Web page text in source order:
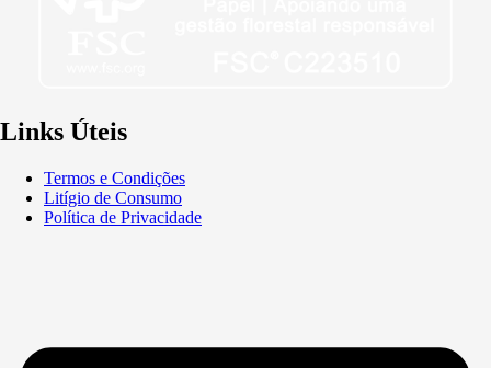
Links Úteis
Termos e Condições
Litígio de Consumo
Política de Privacidade